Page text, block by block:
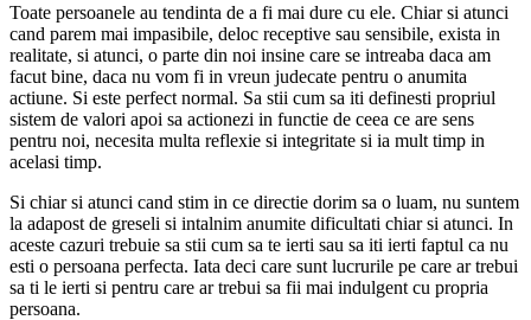
Toate persoanele au tendinta de a fi mai dure cu ele. Chiar si atunci
cand parem mai impasibile, deloc receptive sau sensibile, exista in
realitate, si atunci, o parte din noi insine care se intreaba daca am
facut bine, daca nu vom fi in vreun judecate pentru o anumita
actiune. Si este perfect normal. Sa stii cum sa iti definesti propriul
sistem de valori apoi sa actionezi in functie de ceea ce are sens
pentru noi, necesita multa reflexie si integritate si ia mult timp in
acelasi timp.
Si chiar si atunci cand stim in ce directie dorim sa o luam, nu suntem
la adapost de greseli si intalnim anumite dificultati chiar si atunci. In
aceste cazuri trebuie sa stii cum sa te ierti sau sa iti ierti faptul ca nu
esti o persoana perfecta. Iata deci care sunt lucrurile pe care ar trebui
sa ti le ierti si pentru care ar trebui sa fii mai indulgent cu propria
persoana.